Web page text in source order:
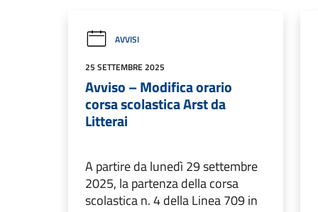
AVVISI
25 SETTEMBRE 2025
Avviso – Modifica orario
corsa scolastica Arst da
Litterai
A partire da lunedì 29 settembre
2025, la partenza della corsa
scolastica n. 4 della Linea 709 in